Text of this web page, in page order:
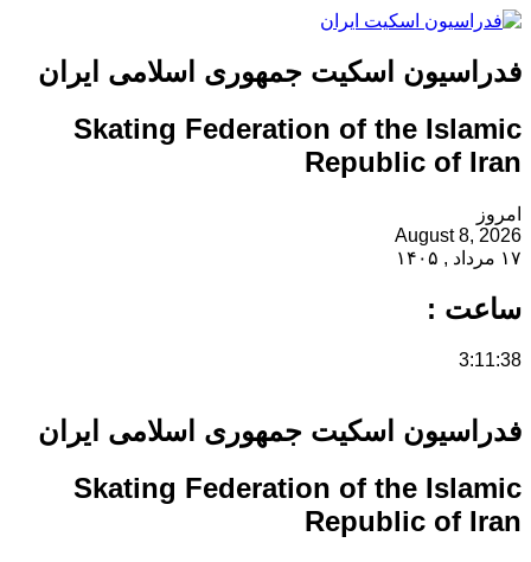
فدراسیون اسکیت جمهوری اسلامی ایران
Skating Federation of the Islamic
Republic of Iran
امروز
August 8, 2026
۱۷ مرداد , ۱۴۰۵
ساعت :
3:11:38
فدراسیون اسکیت جمهوری اسلامی ایران
Skating Federation of the Islamic
Republic of Iran